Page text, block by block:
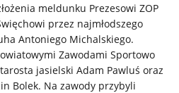
meldunku Prezesowi ZOP
przez najmłodszego
Antoniego Michalskiego.
Zawodami Sportowo
jasielski Adam Pawluś oraz
Bolek. Na zawody przybyli